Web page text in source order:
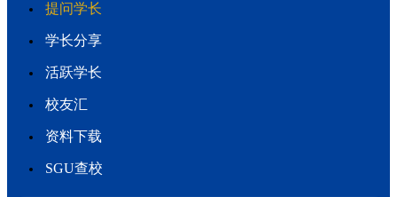
提问学长
学长分享
活跃学长
校友汇
资料下载
SGU查校